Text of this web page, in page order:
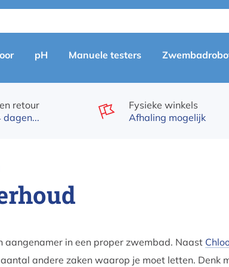
pH Manuele testers
retour
dagen...
Fysieke winkels
Afhaling mogelijk
aangenamer in een proper zwembad. Naast
andere zaken waarop je moet letten. Denk